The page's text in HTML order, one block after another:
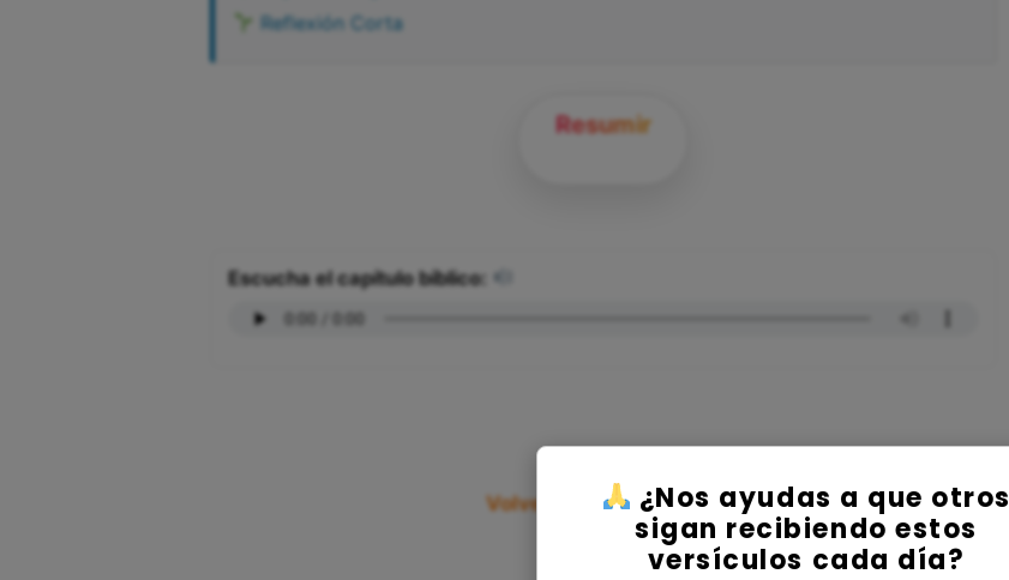
Reflexión Corta
Resumir
Escucha el capítulo bíblico:
Volver al Libro Ezequiel¿Nos ayudas a que otros
sigan recibiendo estos
versículos cada día?